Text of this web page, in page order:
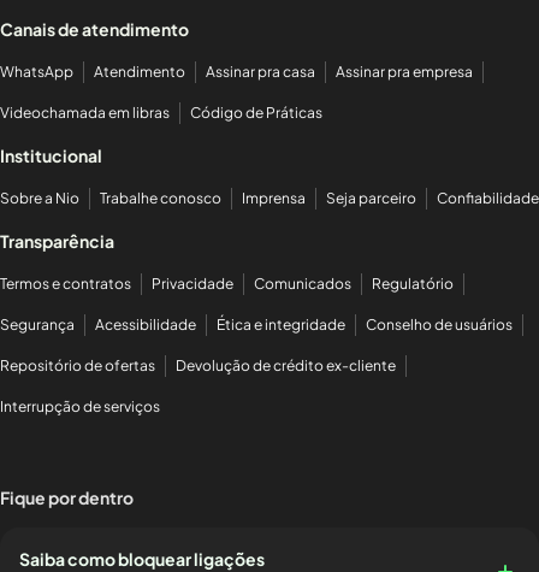
Canais de atendimento
WhatsApp Atendimento Assinar pra casa Assinar pra empresa
Videochamada em libras Código de Práticas
Institucional
Sobre a Nio Trabalhe conosco Imprensa Seja parceiro Confiabilidade
Transparência
Termos e contratos Privacidade Comunicados Regulatório
Segurança Acessibilidade Ética e integridade Conselho de usuários
Repositório de ofertas Devolução de crédito ex-cliente
Interrupção de serviços
Fique por dentro
Saiba como bloquear ligações